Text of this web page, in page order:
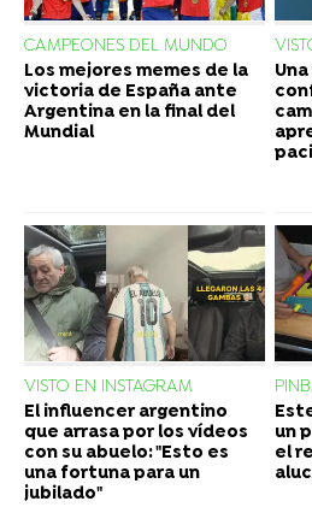
CAMPEONES DEL MUNDO
Los mejores memes de la
victoria de España ante
Argentina en la final del
Mundial
VISTO EN INSTAGRAM
El influencer argentino
que arrasa por los vídeos
con su abuelo: "Esto es
una fortuna para un
jubilado"
un
el